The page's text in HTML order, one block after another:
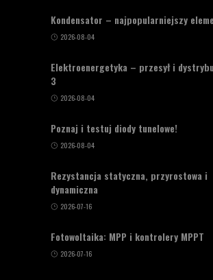
Kondensator – najpopularniejszy
2026-08-04
Elektroenergetyka – przesył i
3
2026-08-04
Poznaj i testuj diody tunelowe!
2026-08-04
Rezystancja statyczna, przyrostowa i
dynamiczna
2026-07-16
Fotowoltaika: MPP i kontrolery MPPT
2026-07-16